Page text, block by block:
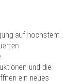
auf höchstem
und die
ein neues